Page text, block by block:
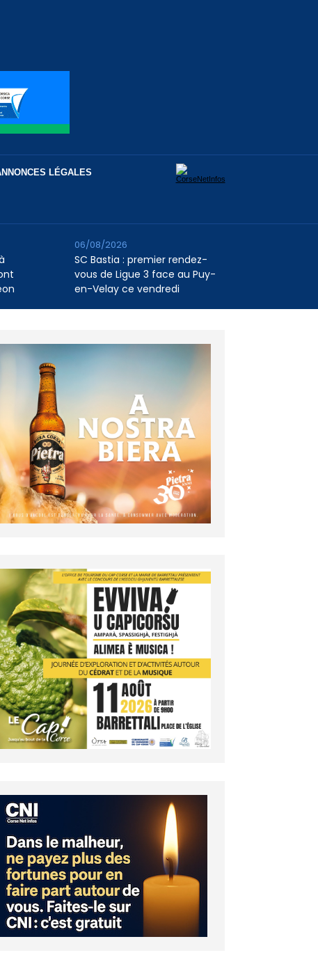
LÉGALES
SC Bastia : premier rendez-
vous de Ligue 3 face au Puy-
en-Velay ce vendredi
06/08/2026